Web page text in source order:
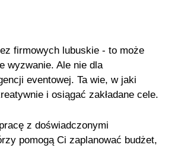
firmowych lubuskie - to może
wyzwanie. Ale nie dla
eventowej. Ta wie, w jaki
i osiągać zakładane cele.
z doświadczonymi
pomogą Ci zaplanować budżet,